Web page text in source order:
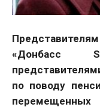
«Донбасс
по поводу